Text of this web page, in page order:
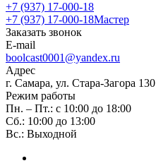
+7 (937) 17-000-18
+7 (937) 17-000-18Мастер
Заказать звонок
E-mail
boolcast0001@yandex.ru
Адрес
г. Самара, ул. Стара-Загора 130
Режим работы
Пн. – Пт.: с 10:00 до 18:00
Сб.: 10:00 до 13:00
Вс.: Выходной